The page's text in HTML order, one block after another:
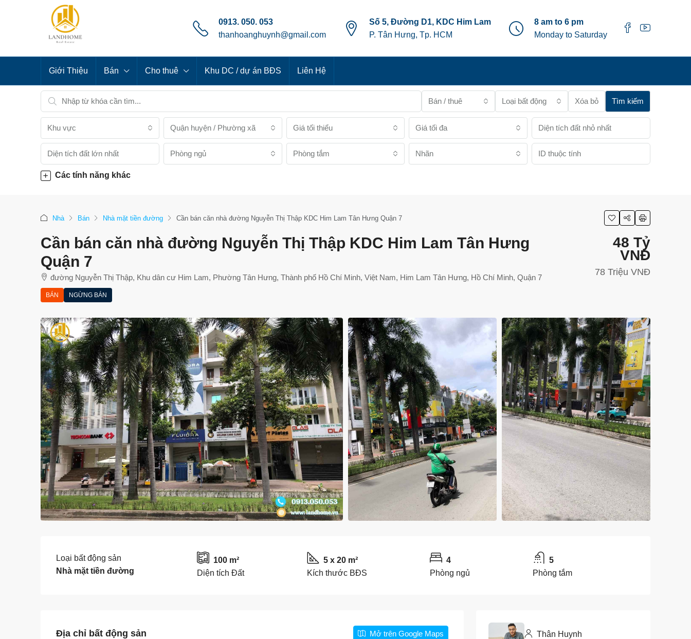
0913. 050. 053
thanhoanghuynh@gmail.com
Số 5, Đường D1, KDC Him Lam
P. Tân Hưng, Tp. HCM
8 am to 6 pm
Monday to Saturday
Giới Thiệu Bán Cho thuê Khu DC / dự án BĐS Liên Hệ
Bán / thuê Loại bất động sản Xóa bỏ Tìm kiếm
Khu vực Quận huyện / Phường xã Giá tối thiểu Giá tối đa
Phòng ngủ Phòng tắm Nhãn
Các tính năng khác
Nhà Bán Nhà mặt tiền đường Cần bán căn nhà đường Nguyễn Thị Thập KDC Him Lam Tân Hưng Quận 7
Cần bán căn nhà đường Nguyễn Thị Thập KDC Him Lam Tân Hưng
Quận 7
đường Nguyễn Thị Thập, Khu dân cư Him Lam, Phường Tân Hưng, Thành phố Hồ Chí Minh, Việt Nam, Him Lam Tân Hưng, Hồ Chí Minh, Quận 7
BÁN NGỪNG BÁN
48 Tỷ
VNĐ
78 Triệu VNĐ
Loại bất động sản
Nhà mặt tiền đường
100 m²
Diện tích Đất
5 x 20 m²
Kích thước BĐS
4
Phòng ngủ
5
Phòng tắm
Địa chỉ bất động sản Mở trên Google Maps
Thân Huynh